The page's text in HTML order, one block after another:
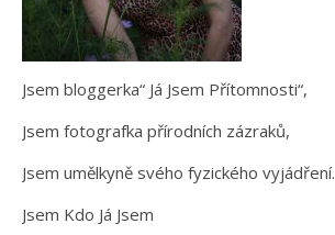
Jsem bloggerka“ Já Jsem Přítomnosti“,
Jsem fotografka přírodních zázraků,
Jsem umělkyně svého fyzického vyjádření.
Jsem Kdo Já Jsem